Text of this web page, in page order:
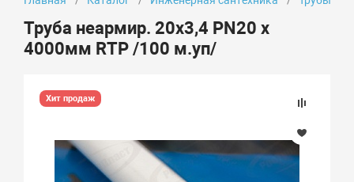
Труба неармир. 20х3,4 PN20 х
4000мм RTP /100 м.уп/
Хит продаж